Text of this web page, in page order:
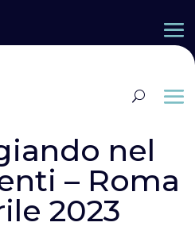
nel
– Roma
2023